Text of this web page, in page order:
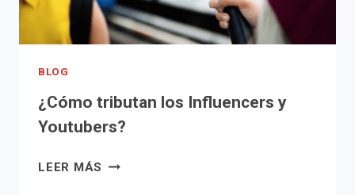
BLOG
¿Cómo tributan los Influencers y
Youtubers?
LEER MÁS ¿CÓMO